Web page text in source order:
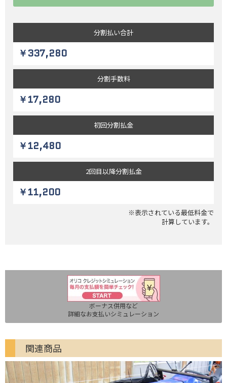
分割払い合計
￥337,280
分割手数料
￥17,280
初回分割払金
￥12,480
2回目以降分割払金
￥11,200
※表示されている最低料金で
計算しています。
ボーナス併用など
詳細なお支払いシミュレーション
関連商品